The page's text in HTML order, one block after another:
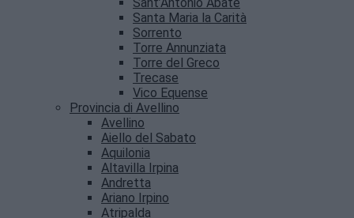
Sant’Antonio Abate
Santa Maria la Carità
Sorrento
Torre Annunziata
Torre del Greco
Trecase
Vico Equense
Provincia di Avellino
Avellino
Aiello del Sabato
Aquilonia
Altavilla Irpina
Andretta
Ariano Irpino
Atripalda